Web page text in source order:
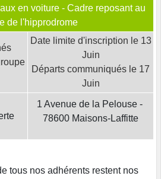
en voiture - Cadre reposant au
de l'hipprodrome
Date limite d'inscription le 13
Juin
Départs communiqués le 17
Juin
1 Avenue de la Pelouse -
78600 Maisons-Laffitte
tous nos adhérents restent nos